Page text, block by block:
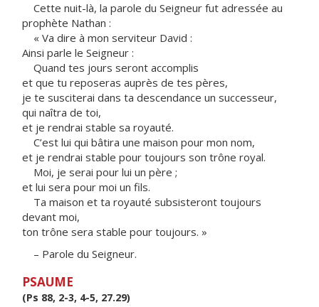
Cette nuit-là, la parole du Seigneur fut adressée au
prophète Nathan :
« Va dire à mon serviteur David :
Ainsi parle le Seigneur :
Quand tes jours seront accomplis
et que tu reposeras auprès de tes pères,
je te susciterai dans ta descendance un successeur,
qui naîtra de toi,
et je rendrai stable sa royauté.
C’est lui qui bâtira une maison pour mon nom,
et je rendrai stable pour toujours son trône royal.
Moi, je serai pour lui un père ;
et lui sera pour moi un fils.
Ta maison et ta royauté subsisteront toujours
devant moi,
ton trône sera stable pour toujours. »
– Parole du Seigneur.
PSAUME
(Ps 88, 2-3, 4-5, 27.29)